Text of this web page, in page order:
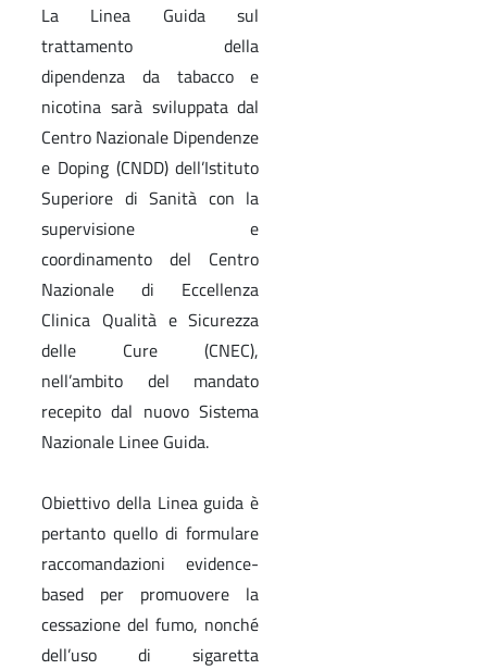
La Linea Guida sul
trattamento della
dipendenza da tabacco e
nicotina sarà sviluppata dal
Centro Nazionale Dipendenze
e Doping (CNDD) dell’Istituto
Superiore di Sanità con la
supervisione e
coordinamento del Centro
Nazionale di Eccellenza
Clinica Qualità e Sicurezza
delle Cure (CNEC),
nell’ambito del mandato
recepito dal nuovo Sistema
Nazionale Linee Guida.
Obiettivo della Linea guida è
pertanto quello di formulare
raccomandazioni evidence-
based per promuovere la
cessazione del fumo, nonché
dell’uso di sigaretta